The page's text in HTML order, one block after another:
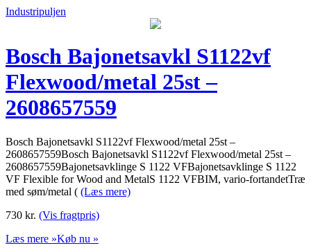
Industripuljen
Bosch Bajonetsavkl S1122vf
Flexwood/metal 25st –
2608657559
Bosch Bajonetsavkl S1122vf Flexwood/metal 25st –
2608657559Bosch Bajonetsavkl S1122vf Flexwood/metal 25st –
2608657559Bajonetsavklinge S 1122 VFBajonetsavklinge S 1122
VF Flexible for Wood and MetalS 1122 VFBIM, vario-fortandetTræ
med søm/metal ( (Læs mere)
730 kr. (Vis fragtpris)
Læs mere »Køb nu »